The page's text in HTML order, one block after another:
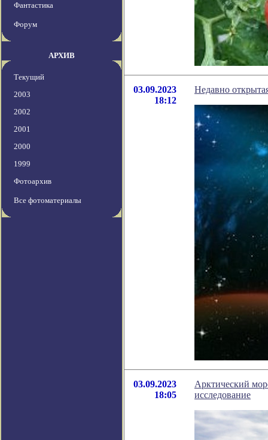
Фантастика
Форум
АРХИВ
Текущий
2003
2002
2001
2000
1999
Фотоархив
Все фотоматериалы
03.09.2023
18:12
Недавно
03.09.2023
18:05
Арктический
исследование